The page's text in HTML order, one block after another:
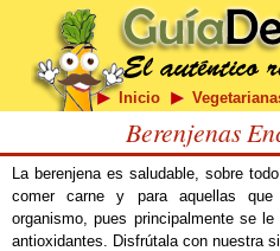
Inicio
Berenjenas
La berenjena es saludable, sobre
comer carne y para aquellas
organismo, pues principalmente se
antioxidantes. Disfrútala con nuestra